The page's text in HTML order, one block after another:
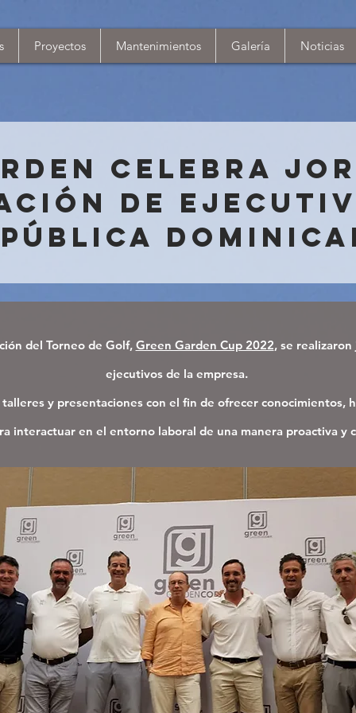
Proyectos Mantenimientos Galería Noticias
celebra
de
del Torneo de Golf, Green Garden Cup 2022, se
ejecutivos de la empresa.
y presentaciones con el fin de ofrecer conocimientos,
interactuar en el entorno laboral de una manera proactiva y